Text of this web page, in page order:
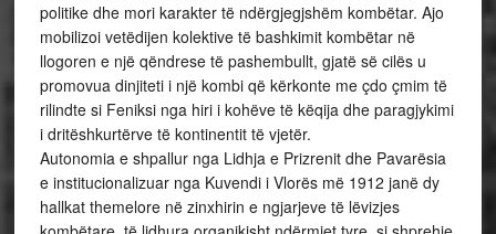
politike dhe mori karakter të ndërgjegjshëm kombëtar. Ajo
mobilizoi vetëdijen kolektive të bashkimit kombëtar në
llogoren e një qëndrese të pashembullt, gjatë së cilës u
promovua dinjiteti i një kombi që kërkonte me çdo çmim të
rilindte si Feniksi nga hiri i kohëve të këqija dhe paragjykimi
i dritëshkurtërve të kontinentit të vjetër.
Autonomia e shpallur nga Lidhja e Prizrenit dhe Pavarësia
e institucionalizuar nga Kuvendi i Vlorës më 1912 janë dy
hallkat themelore në zinxhirin e ngjarjeve të lëvizjes